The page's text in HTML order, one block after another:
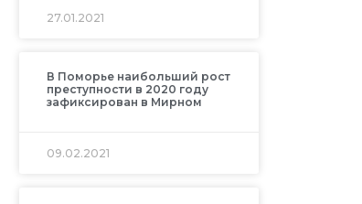
27.01.2021
В Поморье наибольший рост
преступности в 2020 году
зафиксирован в Мирном
09.02.2021